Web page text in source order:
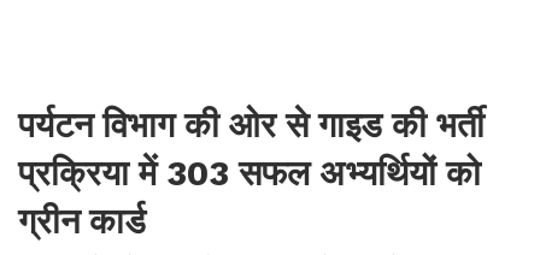
पर्यटन विभाग की ओर से गाइड की भर्ती
प्रक्रिया में 303 सफल अभ्यर्थियों को
ग्रीन कार्ड